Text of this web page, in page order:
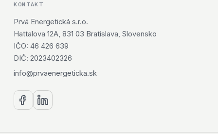
KONTAKT
Prvá Energetická s.r.o.
Hattalova 12A, 831 03 Bratislava, Slovensko
IČO: 46 426 639
DIČ: 2023402326
info@prvaenergeticka.sk